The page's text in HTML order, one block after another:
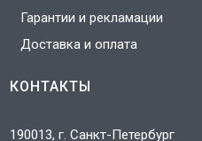
Гарантии и рекламации
Доставка и оплата
КОНТАКТЫ
190013, г. Санкт-Петербург